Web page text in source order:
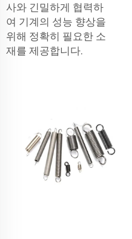
사와 긴밀하게 협력하
여 기계의 성능 향상을
위해 정확히 필요한 소
재를 제공합니다.